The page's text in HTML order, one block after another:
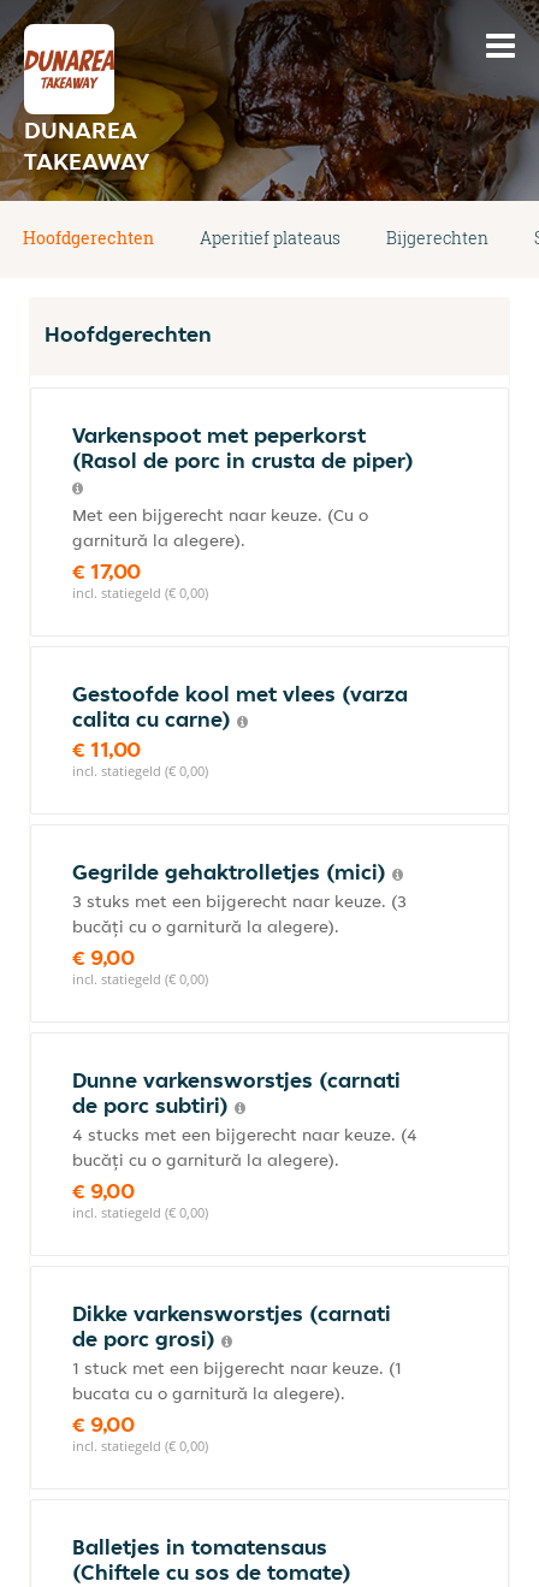
DUNAREA
TAKEAWAY
Hoofdgerechten Aperitief plateaus Bijgerechten
Hoofdgerechten
Varkenspoot met peperkorst
(Rasol de porc in crusta de piper)
Met een bijgerecht naar keuze. (Cu o
garnitură la alegere).
€ 17,00
incl. statiegeld (€ 0,00)
Gestoofde kool met vlees (varza
calita cu carne)
€ 11,00
incl. statiegeld (€ 0,00)
Gegrilde gehaktrolletjes (mici)
3 stuks met een bijgerecht naar keuze. (3
bucăți cu o garnitură la alegere).
€ 9,00
incl. statiegeld (€ 0,00)
Dunne varkensworstjes (carnati
de porc subtiri)
4 stucks met een bijgerecht naar keuze. (4
bucăți cu o garnitură la alegere).
€ 9,00
incl. statiegeld (€ 0,00)
Dikke varkensworstjes (carnati
de porc grosi)
1 stuck met een bijgerecht naar keuze. (1
bucata cu o garnitură la alegere).
€ 9,00
incl. statiegeld (€ 0,00)
Balletjes in tomatensaus
(Chiftele cu sos de tomate)